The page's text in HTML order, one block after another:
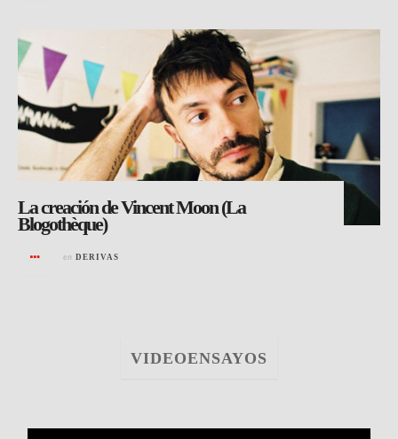
La creación de Vincent Moon (La
Blogothèque)
en DERIVAS
VIDEOENSAYOS